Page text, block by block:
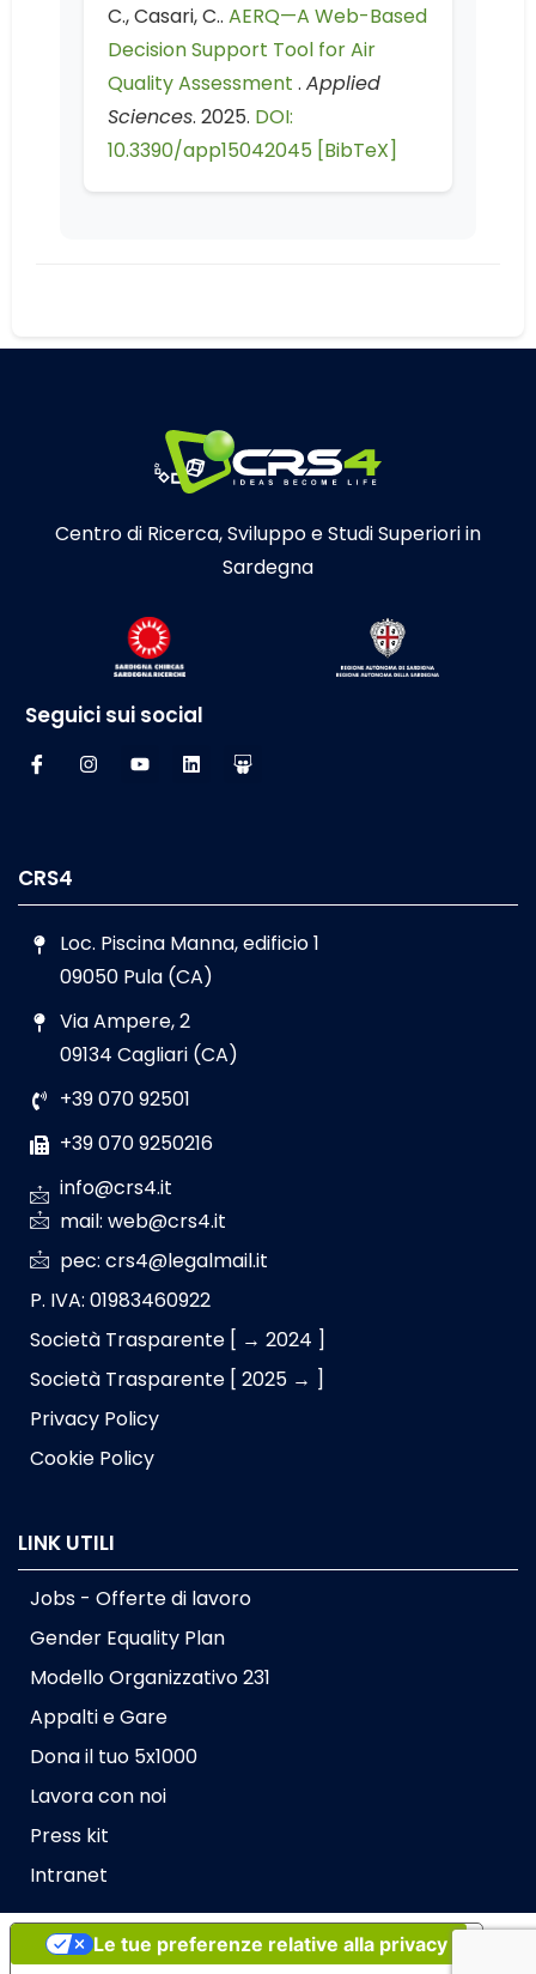
C., Casari, C.. AERQ—A Web-Based
Decision Support Tool for Air
Quality Assessment . Applied
Sciences. 2025. DOI:
10.3390/app15042045 [BibTeX]
Centro di Ricerca, Sviluppo e Studi Superiori in
Sardegna
Seguici sui social
CRS4
Loc. Piscina Manna, edificio 1
09050 Pula (CA)
Via Ampere, 2
09134 Cagliari (CA)
+39 070 92501
+39 070 9250216
info@crs4.it
mail: web@crs4.it
pec: crs4@legalmail.it
P. IVA: 01983460922
Società Trasparente [ → 2024 ]
Società Trasparente [ 2025 → ]
Privacy Policy
Cookie Policy
LINK UTILI
Jobs - Offerte di lavoro
Gender Equality Plan
Modello Organizzativo 231
Appalti e Gare
Dona il tuo 5x1000
Lavora con noi
Press kit
Intranet
Le tue preferenze relative alla privacy